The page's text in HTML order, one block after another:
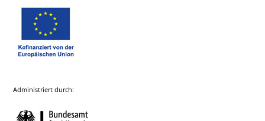
Administriert durch: